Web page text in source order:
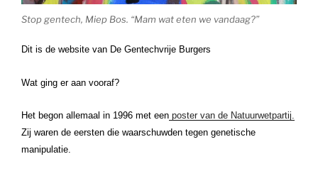
Stop gentech, Miep Bos. “Mam wat eten we vandaag?”
Dit is de website van De Gentechvrije Burgers
Wat ging er aan vooraf?
Het begon allemaal in 1996 met een poster van de Natuurwetpartij.
Zij waren de eersten die waarschuwden tegen genetische
manipulatie.